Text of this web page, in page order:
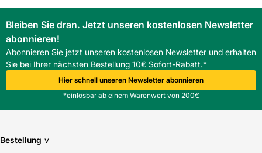
Bleiben Sie dran. Jetzt unseren kostenlosen Newsletter
abonnieren!
Abonnieren Sie jetzt unseren kostenlosen Newsletter und erhalten
Sie bei Ihrer nächsten Bestellung 10€ Sofort-Rabatt.*
Hier schnell unseren Newsletter abonnieren
*einlösbar ab einem Warenwert von 200€
Bestellung v